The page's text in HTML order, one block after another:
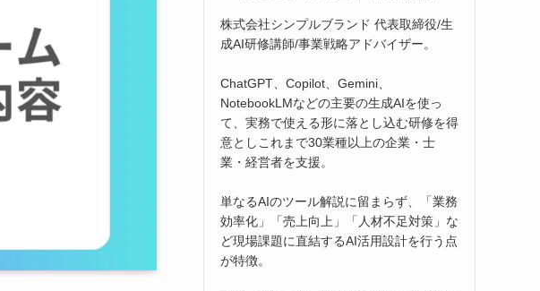
株式会社シンプルブランド 代表取締役/生
成AI研修講師/事業戦略アドバイザー。
ChatGPT、Copilot、Gemini、
NotebookLMなどの主要の生成AIを使っ
て、実務で使える形に落とし込む研修を得
意としこれまで30業種以上の企業・士
業・経営者を支援。
単なるAIのツール解説に留まらず、「業務
効率化」「売上向上」「人材不足対策」な
ど現場課題に直結するAI活用設計を行う点
が特徴。